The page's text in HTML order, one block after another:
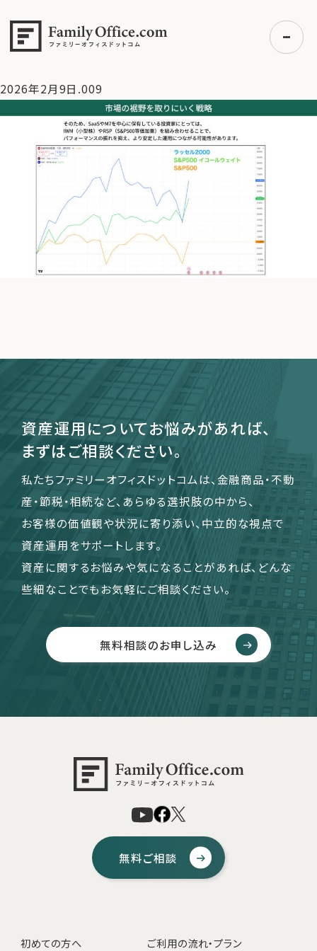
初めての方へ
ご利用の流れ・プラン
事例紹介
エキスパート一覧
無料講座
コラム
利用者の声
運営会社
ファミリーオフィスとは
メールマガジン登録
よくある質問
局面。次に取るべき戦略【2/9 マーケット見通し】
2026年2月
2026年2月9日.009
資産運用についてお悩みがあれば、
まずはご相談ください。
私たちファミリーオフィスドットコムは、金融商品・不動
産・節税・相続など、あらゆる選択肢の中から、
お客様の価値観や状況に寄り添い、中立的な視点で
資産運用をサポートします。
資産に関するお悩みや気になることがあれば、どんな
些細なことでもお気軽にご相談ください。
無料相談のお申し込み
無料ご相談
初めての方へ ご利用の流れ・プラン